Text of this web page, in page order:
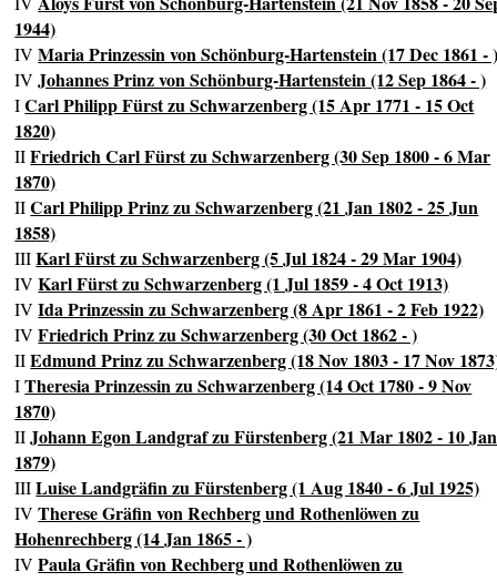
1944)
IVMaria Prinzessin von Schönburg-Hartenstein (17 Dec 1861 -
IVJohannes Prinz von Schönburg-Hartenstein (12 Sep 1864 - )
ICarl Philipp Fürst zu Schwarzenberg (15 Apr 1771 - 15 Oct
1820)
IIFriedrich Carl Fürst zu Schwarzenberg (30 Sep 1800 - 6 Mar
1870)
IICarl Philipp Prinz zu Schwarzenberg (21 Jan 1802 - 25 Jun
1858)
IIIKarl Fürst zu Schwarzenberg (5 Jul 1824 - 29 Mar 1904)
IVKarl Fürst zu Schwarzenberg (1 Jul 1859 - 4 Oct 1913)
IVIda Prinzessin zu Schwarzenberg (8 Apr 1861 - 2 Feb 1922)
IVFriedrich Prinz zu Schwarzenberg (30 Oct 1862 - )
IIEdmund Prinz zu Schwarzenberg (18 Nov 1803 - 17 Nov
ITheresia Prinzessin zu Schwarzenberg (14 Oct 1780 - 9 Nov
1870)
IIJohann Egon Landgraf zu Fürstenberg (21 Mar 1802 - 10 Jan
1879)
IIILuise Landgräfin zu Fürstenberg (1 Aug 1840 - 6 Jul 1925)
IVTherese Gräfin von Rechberg und Rothenlöwen zu
Hohenrechberg (14 Jan 1865 - )
IVPaula Gräfin von Rechberg und Rothenlöwen zu